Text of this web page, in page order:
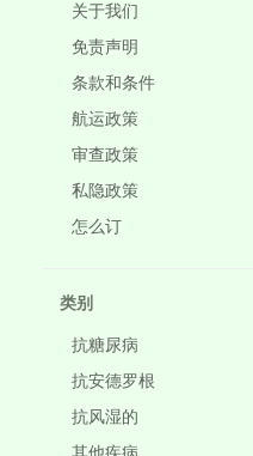
关于我们
免责声明
条款和条件
航运政策
审查政策
私隐政策
怎么订
类别
抗糖尿病
抗安德罗根
抗风湿的